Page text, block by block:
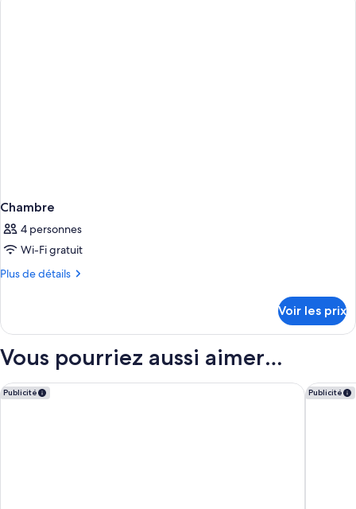
Chambre
4 personnes
Wi-Fi gratuit
Plus de détails
Plus
le
de
Chambre
Voir les prix
Vous pourriez aussi aimer…
Publicité
citizenM Paris la Défense Publicité
Hôtel